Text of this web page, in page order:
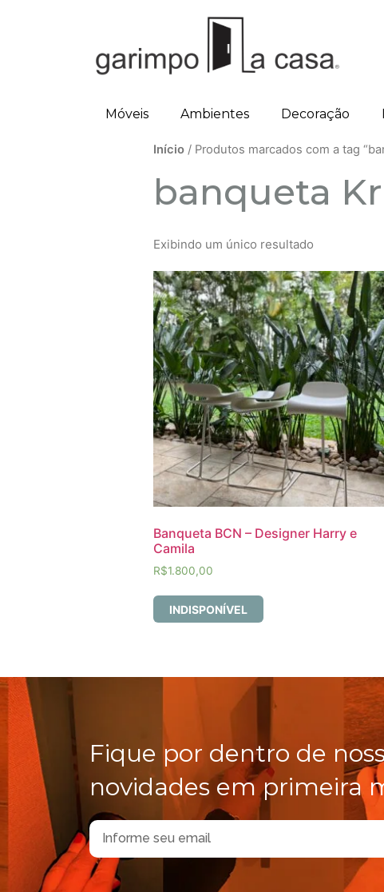
Móveis Ambientes Decoração
Início / Produtos marcados com a tag
banqueta
Exibindo um único resultado
Banqueta BCN – Designer Harry e
Camila
R$1.800,00
INDISPONÍVEL
Fique por dentro de
novidades em primeira